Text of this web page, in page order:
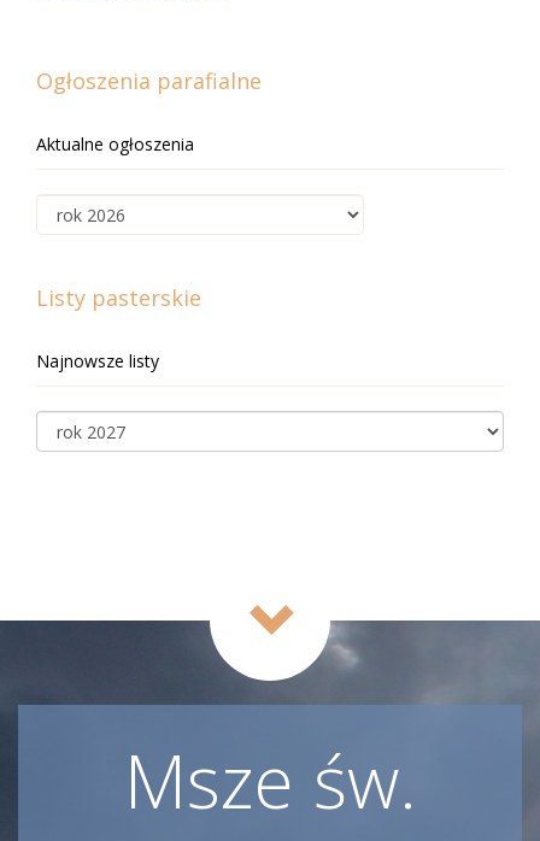
Ogłoszenia parafialne
Aktualne ogłoszenia
Listy pasterskie
Najnowsze listy
Msze św.